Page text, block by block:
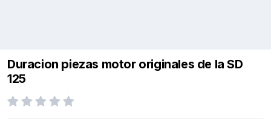
Duracion piezas motor originales de la SD
125